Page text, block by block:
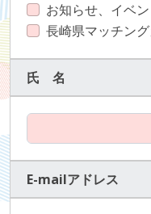
お知らせ、イベ
長崎県マッチン
氏 名
E-mailアドレス